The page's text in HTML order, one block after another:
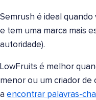
Semrush é ideal quando
e tem uma marca mais
autoridade).
LowFruits é melhor
menor ou um criador de
a encontrar palavras-